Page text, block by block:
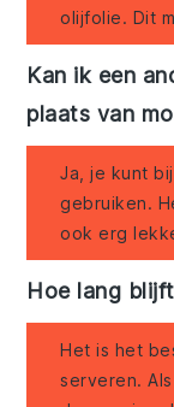
olijfolie. Dit
Kan ik een
plaats van
Ja, je kunt
gebruiken.
ook erg
Hoe lang
Het is het
serveren.